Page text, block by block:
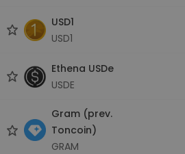
USD1
USD1
Ethena USDe
USDE
Gram (prev.
Toncoin)
GRAM